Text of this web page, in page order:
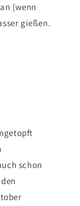
(wenn
gießen.
schon